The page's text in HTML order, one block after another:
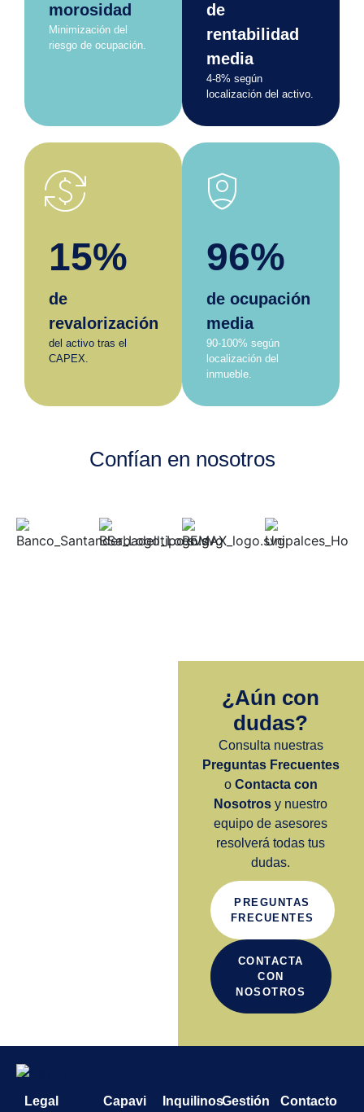
morosidad
Minimización del
riesgo de ocupación.
de
rentabilidad
media
4-8% según
localización del activo.
currency_exchange
15%
de
revalorización
del activo tras el
CAPEX.
shield_person
96%
de ocupación
media
90-100% según
localización del
inmueble.
Confían en nosotros
¿Aún con
dudas?
Consulta nuestras
Preguntas Frecuentes
o Contacta con
Nosotrosy nuestro
equipo de asesores
resolverá todas tus
dudas.
PREGUNTAS
FRECUENTES
CONTACTA
CON
NOSOTROS
Legal Capavi InquilinosGestión
Contacto